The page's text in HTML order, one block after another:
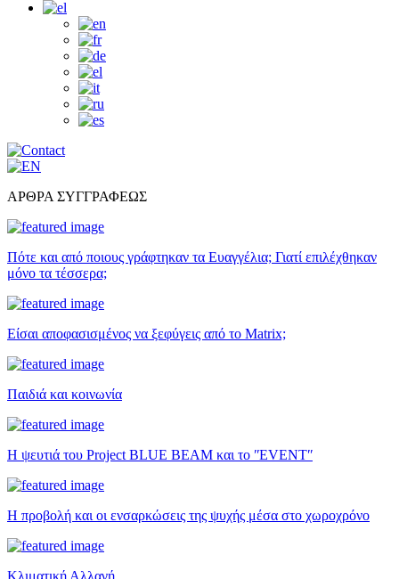
ΑΡΘΡΑ ΣΥΓΓΡΑΦΕΩΣ
Πότε και από ποιους γράφτηκαν τα Ευαγγέλια; Γιατί επιλέχθηκαν
μόνο τα τέσσερα;
Είσαι αποφασισμένος να ξεφύγεις από το Matrix;
Παιδιά και κοινωνία
Η ψευτιά του Project BLUE BEAM και το ʺEVENTʺ
Η προβολή και οι ενσαρκώσεις της ψυχής μέσα στο χωροχρόνο
Κλιματική Αλλαγή